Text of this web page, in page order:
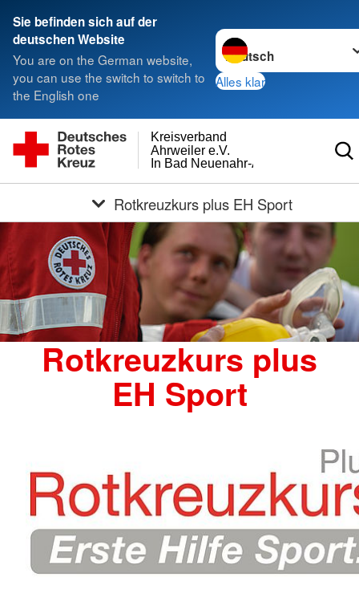
Sie befinden sich auf der
deutschen Website
You are on the German website,
you can use the switch to switch to
the English one
Sprache wechseln zu
Alles klar
In Bad Neuenahr-Ahrweiler
Ahrweiler e.V.
Kreisverband
Rotkreuzkurs plus EH Sport
Rotkreuzkurs plus
EH Sport